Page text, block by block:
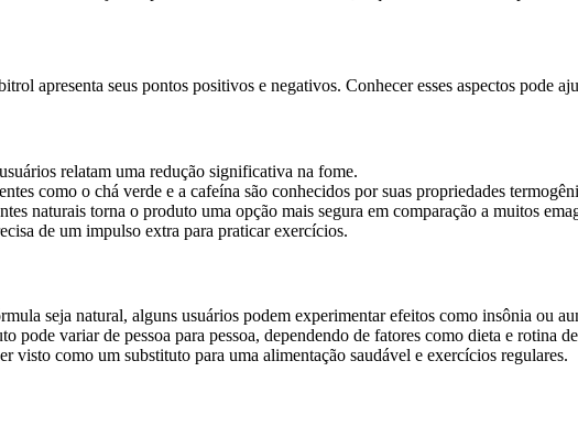
apresenta seus pontos positivos e negativos. Conhecer esses aspectos pode
relatam uma redução significativa na fome.
como o chá verde e a cafeína são conhecidos por suas propriedades
naturais torna o produto uma opção mais segura em comparação a muitos
de um impulso extra para praticar exercícios.
seja natural, alguns usuários podem experimentar efeitos como insônia ou
pode variar de pessoa para pessoa, dependendo de fatores como dieta e rotina
visto como um substituto para uma alimentação saudável e exercícios regulares.